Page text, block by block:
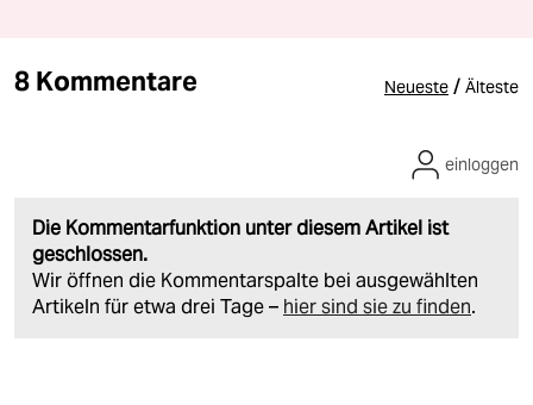
8 Kommentare Neueste / Älteste
Die Kommentarfunktion unter diesem Artikel ist
geschlossen.
Wir öffnen die Kommentarspalte bei ausgewählten
Artikeln für etwa drei Tage – hier sind sie zu finden.
einloggen